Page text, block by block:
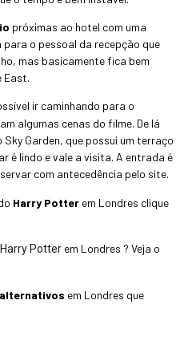
próximas ao hotel com uma
o pessoal da recepção que
mas basicamente fica bem
East.
ir caminhando para o
algumas cenas do filme. De lá
Garden, que possui um terraço
é lindo e vale a visita. A entrada é
com antecedência pelo site.
Harry Potter em Londres clique
Potter em Londres ? Veja o
em Londres que